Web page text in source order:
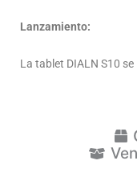
Lanzamiento:
La tablet DIALN S10